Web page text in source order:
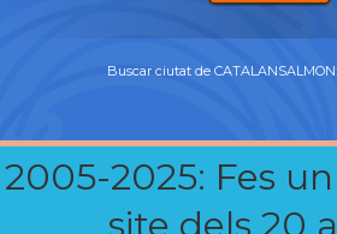
Buscar ciutat de CATALANSALMON:
2005-2025: Fes
site dels 20